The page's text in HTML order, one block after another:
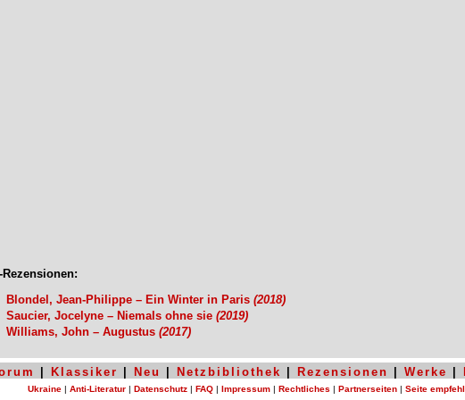
Rezensionen:
Blondel, Jean-Philippe – Ein Winter in Paris (2018)
Saucier, Jocelyne – Niemals ohne sie (2019)
Williams, John – Augustus (2017)
Klassiker Neu Netzbibliothek Rezensionen Werke
Ukraine | Anti-Literatur | Datenschutz | FAQ | Impressum | Rechtliches | Partnerseiten | Seite